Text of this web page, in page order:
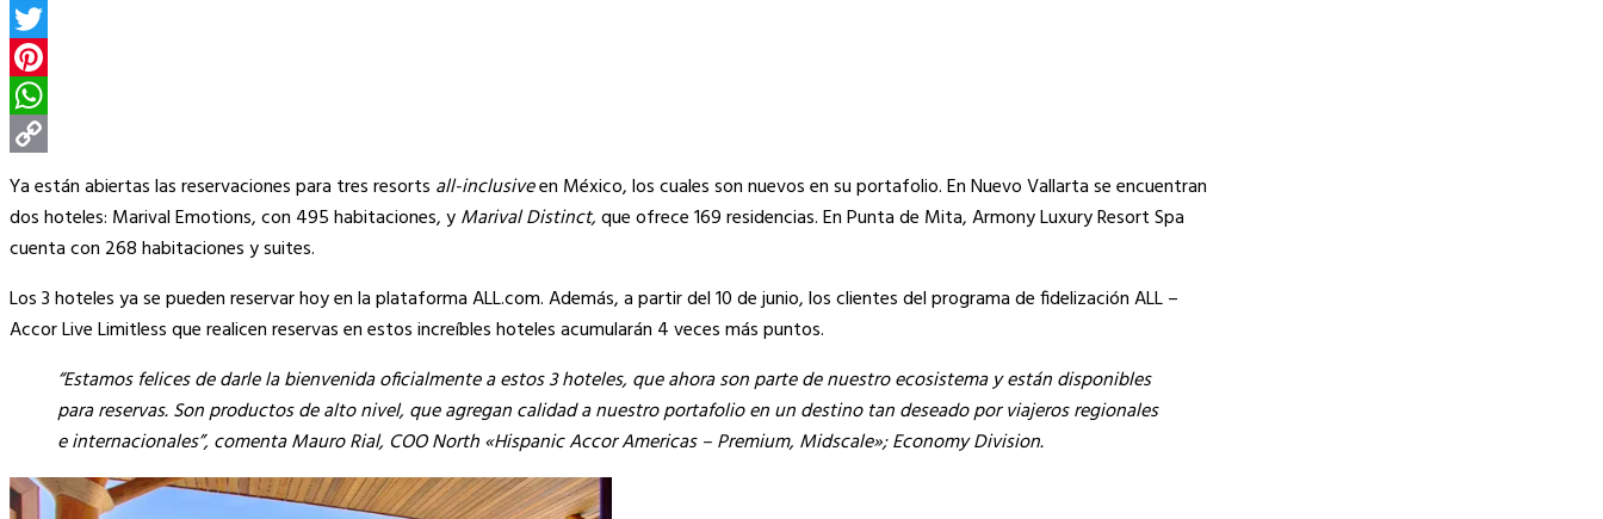
Facebook
Twitter
Pinterest
WhatsApp
Copy
Link
Ya están abiertas las reservaciones para tres resorts all-inclusiveen México, los cuales son nuevos en su portafolio. En Nuevo Vallarta se encuentran
dos hoteles: Marival Emotions, con 495 habitaciones, yMarival Distinct,que ofrece 169 residencias. En Punta de Mita, Armony Luxury Resort Spa
cuenta con 268 habitaciones y suites.
Los 3 hoteles ya se pueden reservar hoy en la plataforma ALL.com. Además, a partir del 10 de junio, los clientes del programa de fidelización ALL –
Accor Live Limitless que realicen reservas en estos increíbles hoteles acumularán 4 veces más puntos.
“Estamos felices de darle la bienvenida oficialmente a estos 3 hoteles, que ahora son parte de nuestro ecosistema y están disponibles
para reservas. Son productos de alto nivel, que agregan calidad a nuestro portafolio en un destino tan deseado por viajeros regionales
e internacionales”, comenta Mauro Rial, COO North «Hispanic Accor Americas – Premium, Midscale»; Economy Division.